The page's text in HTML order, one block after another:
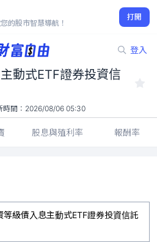
的股市智慧導航！
打開
登入
ETF證券投資信託基金 00980D
0.04%
動式ETF證券投資信
間： 2026/08/06 05:30
股息與殖利率 報酬率
等級債入息主動式ETF證券投資信託